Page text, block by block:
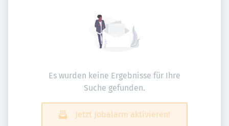
Es wurden keine Ergebnisse für Ihre
Suche gefunden.
Jetzt Jobalarm aktivieren!